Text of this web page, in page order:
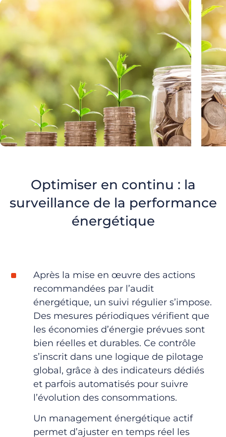
Optimiser en continu : la
surveillance de la performance
énergétique
Après la mise en œuvre des actions
recommandées par l’audit
énergétique, un suivi régulier s’impose.
Des mesures périodiques vérifient que
les économies d’énergie prévues sont
bien réelles et durables. Ce contrôle
s’inscrit dans une logique de pilotage
global, grâce à des indicateurs dédiés
et parfois automatisés pour suivre
l’évolution des consommations.
Un management énergétique actif
permet d’ajuster en temps réel les